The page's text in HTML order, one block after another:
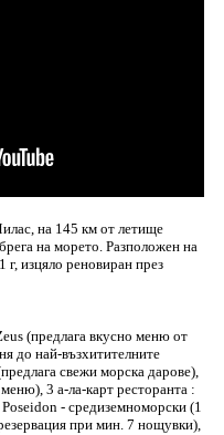
на 145 км от летище
на морето. Разположен на
изцяло реновиран през
(предлага вкусно меню от
до най-възхитителните
свежи морска дарове),
3 а-ла-карт ресторанта :
- средиземноморски (1
при мин. 7 нощувки),